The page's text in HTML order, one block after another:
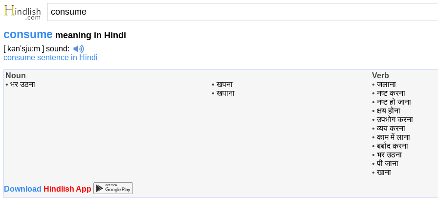
consume meaning in Hindi
[ kən'sju:m ] sound:
consume sentence in Hindi
Noun
• भर उठना •खपना
•खपाना
Verb
•जलाना
•नष्ट करना
•नष्ट हो जाना
• क्षय होना
•उपभोग करना
•व्यय करना
•काम में लाना
•बर्बाद करना
• भर उठना
•पी जाना
•खाना
Download Hindlish App